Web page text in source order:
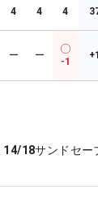
4 4 4
ー ー
-1
14/18サンドセー